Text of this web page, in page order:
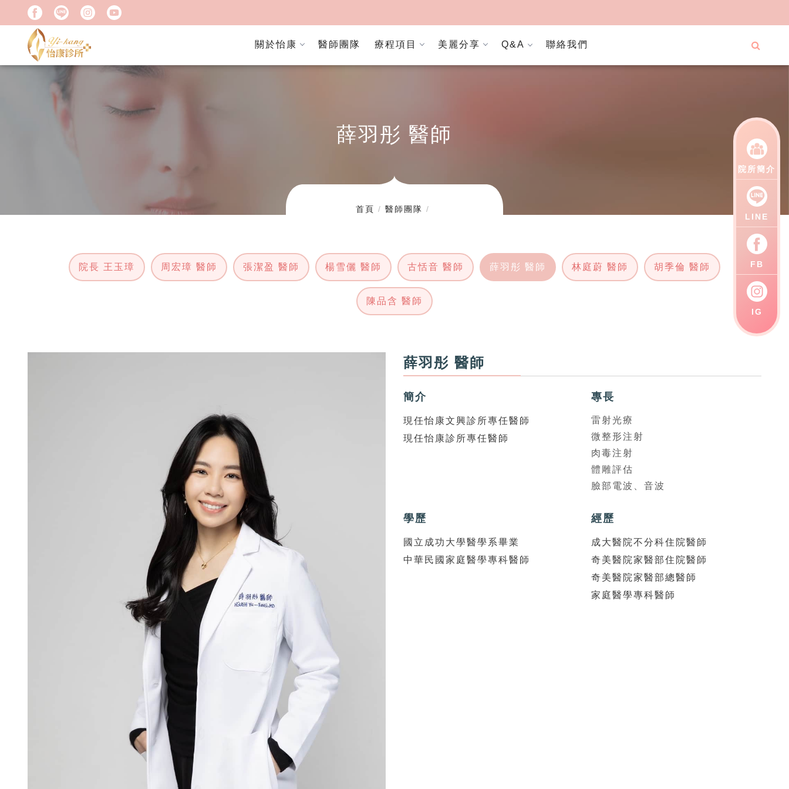
關於怡康 醫師團隊 療程項目 美麗分享 Q&A 聯絡我們
薛羽彤 醫師
首頁 醫師團隊
院長 王玉璋 周宏璋 醫師 張潔盈 醫師 楊雪儷 醫師 古恬音 醫師 薛羽彤 醫師 林庭蔚 醫師 胡季倫 醫師
陳品含 醫師
薛羽彤 醫師
簡介
現任怡康文興診所專任醫師
現任怡康診所專任醫師
專長
雷射光療
微整形注射
肉毒注射
體雕評估
臉部電波、音波
學歷
國立成功大學醫學系畢業
中華民國家庭醫學專科醫師
經歷
成大醫院不分科住院醫師
奇美醫院家醫部住院醫師
奇美醫院家醫部總醫師
家庭醫學專科醫師
院所簡介
LINE
FB
IG